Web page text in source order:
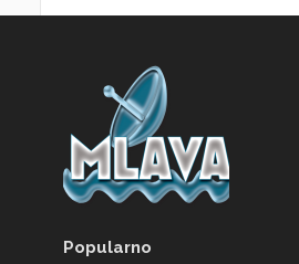
Popularno